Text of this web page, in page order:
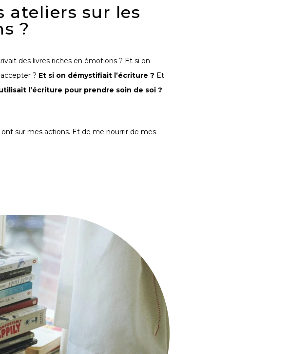
ateliers sur les
?
des livres riches en émotions ? Et si on
accepter? Et si on démystifiait l’écriture ? Et
l’écriture pour prendre soin de soi ?
sur mes actions. Et de me nourrir de mes